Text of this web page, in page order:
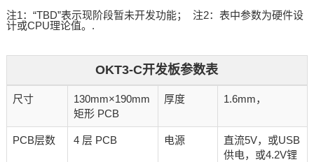
注1：“TBD”表示现阶段暂未开发功能； 注2：表中参数为硬件设
计或CPU理论值。.
OKT3-C开发板参数表
尺寸
130mm×190mm
矩形 PCB
厚度 1.6mm，
PCB层数 4 层 PCB 电源
直流5V，或USB
供电，或4.2V锂